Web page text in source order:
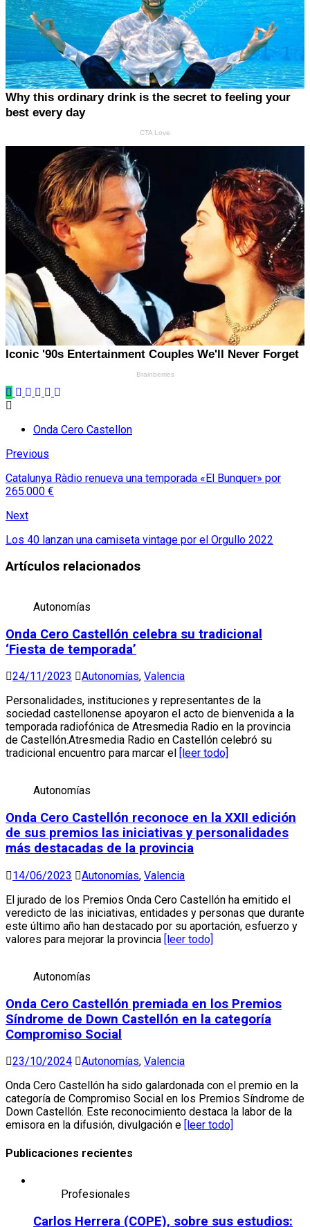
Onda Cero Castellon
Previous
Catalunya Ràdio renueva una temporada «El Bunquer» por
265.000 €
Next
Los 40 lanzan una camiseta vintage por el Orgullo 2022
Artículos relacionados
Autonomías
Onda Cero Castellón celebra su tradicional
‘Fiesta de temporada’
24/11/2023 Autonomías, Valencia
Personalidades, instituciones y representantes de la
sociedad castellonense apoyaron el acto de bienvenida a la
temporada radiofónica de Atresmedia Radio en la provincia
de Castellón.Atresmedia Radio en Castellón celebró su
tradicional encuentro para marcar el
[leer todo]
Autonomías
Onda Cero Castellón reconoce en la XXII edición
de sus premios las iniciativas y personalidades
más destacadas de la provincia
14/06/2023 Autonomías, Valencia
El jurado de los Premios Onda Cero Castellón ha emitido el
veredicto de las iniciativas, entidades y personas que durante
este último año han destacado por su aportación, esfuerzo y
valores para mejorar la provincia [leer todo]
Autonomías
Onda Cero Castellón premiada en los Premios
Síndrome de Down Castellón en la categoría
Compromiso Social
23/10/2024 Autonomías, Valencia
Onda Cero Castellón ha sido galardonada con el premio en la
categoría de Compromiso Social en los Premios Síndrome de
Down Castellón. Este reconocimiento destaca la labor de la
emisora en la difusión, divulgación e
[leer todo]
Publicaciones recientes
Profesionales
Carlos Herrera (COPE), sobre sus estudios: